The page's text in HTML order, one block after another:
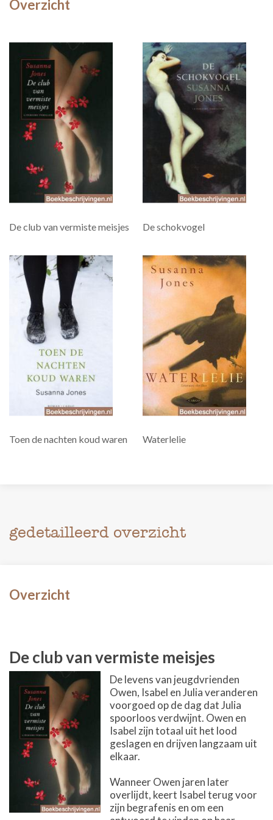
Overzicht
De club van vermiste meisjes De schokvogel
Toen de nachten koud waren Waterlelie
gedetailleerd overzicht
Overzicht
De club van vermiste meisjes
De levens van jeugdvrienden
Owen, Isabel en Julia veranderen
voorgoed op de dag dat Julia
spoorloos verdwijnt. Owen en
Isabel zijn totaal uit het lood
geslagen en drijven langzaam uit
elkaar.
Wanneer Owen jaren later
overlijdt, keert Isabel terug voor
zijn begrafenis en om een